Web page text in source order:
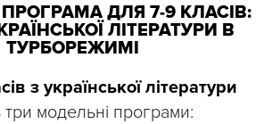
ДЛЯ 7-9 КЛАСІВ:
ЛІТЕРАТУРИ В
ТУРБОРЕЖИМІ
з української літератури
три модельні програми: